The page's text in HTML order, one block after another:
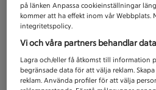
på länken Anpassa cookieinställningar
kommer att ha effekt inom vår Webbplats.
integritetspolicy.
Vi och våra partners behandlar
Lagra och/eller få åtkomst till information
begränsade data för att välja reklam.
reklam. Använda profiler för att välja